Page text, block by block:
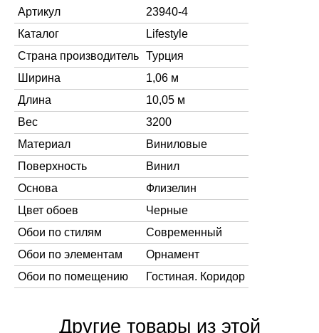
Артикул
23940-4
Каталог
Lifestyle
Страна производитель Турция
Ширина
1,06 м
Длина
10,05 м
Вес
3200
Материал
Виниловые
Поверхность
Винил
Основа
Флизелин
Цвет обоев
Черные
Обои по стилям
Современный
Обои по элементам
Орнамент
Обои по помещению
Гостиная. Коридор
Другие товары из этой